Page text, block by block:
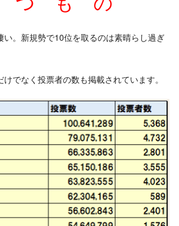
い。新規勢で10位を取るのは素晴らし過ぎ
でなく投票者の数も掲載されています。